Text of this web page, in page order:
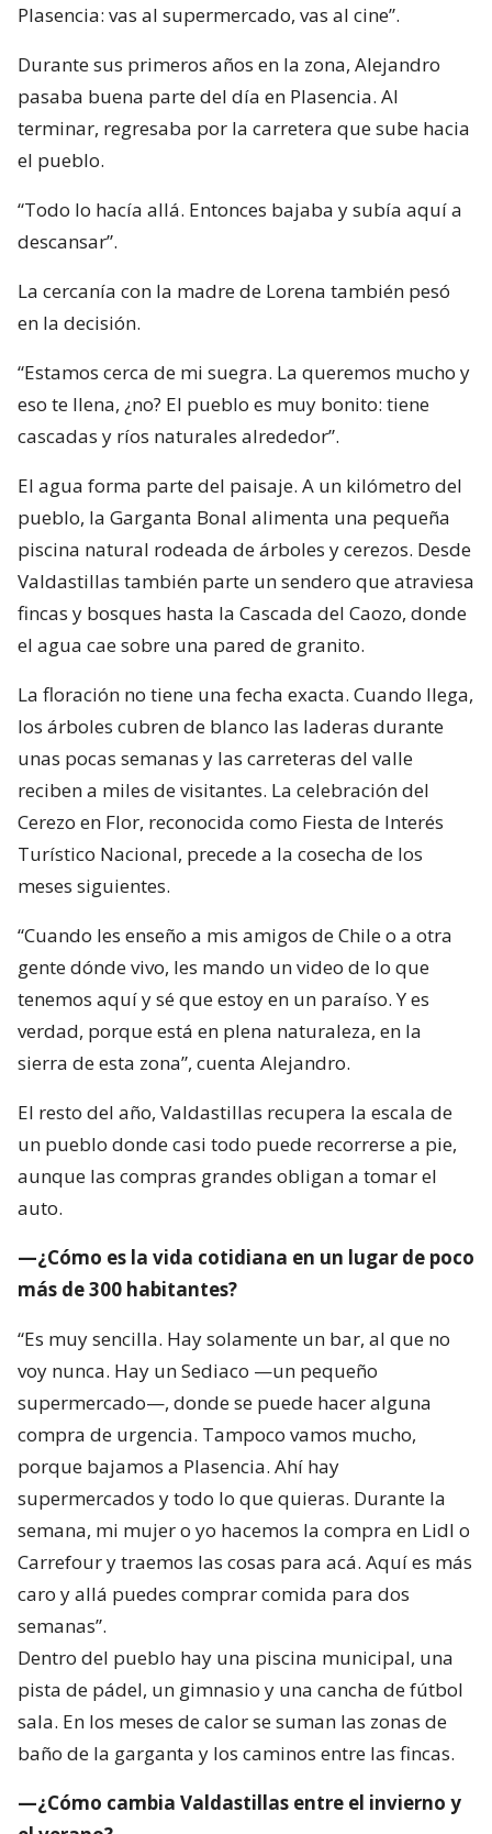
Plasencia: vas al supermercado, vas al cine”.
Durante sus primeros años en la zona, Alejandro
pasaba buena parte del día en Plasencia. Al
terminar, regresaba por la carretera que sube hacia
el pueblo.
“Todo lo hacía allá. Entonces bajaba y subía aquí a
descansar”.
La cercanía con la madre de Lorena también pesó
en la decisión.
“Estamos cerca de mi suegra. La queremos mucho y
eso te llena, ¿no? El pueblo es muy bonito: tiene
cascadas y ríos naturales alrededor”.
El agua forma parte del paisaje. A un kilómetro del
pueblo, la Garganta Bonal alimenta una pequeña
piscina natural rodeada de árboles y cerezos. Desde
Valdastillas también parte un sendero que atraviesa
fincas y bosques hasta la Cascada del Caozo, donde
el agua cae sobre una pared de granito.
La floración no tiene una fecha exacta. Cuando llega,
los árboles cubren de blanco las laderas durante
unas pocas semanas y las carreteras del valle
reciben a miles de visitantes. La celebración del
Cerezo en Flor, reconocida como Fiesta de Interés
Turístico Nacional, precede a la cosecha de los
meses siguientes.
“Cuando les enseño a mis amigos de Chile o a otra
gente dónde vivo, les mando un video de lo que
tenemos aquí y sé que estoy en un paraíso. Y es
verdad, porque está en plena naturaleza, en la
sierra de esta zona”, cuenta Alejandro.
El resto del año, Valdastillas recupera la escala de
un pueblo donde casi todo puede recorrerse a pie,
aunque las compras grandes obligan a tomar el
auto.
—¿Cómo es la vida cotidiana en un lugar de poco
más de 300 habitantes?
“Es muy sencilla. Hay solamente un bar, al que no
voy nunca. Hay un Sediaco —un pequeño
supermercado—, donde se puede hacer alguna
compra de urgencia. Tampoco vamos mucho,
porque bajamos a Plasencia. Ahí hay
supermercados y todo lo que quieras. Durante la
semana, mi mujer o yo hacemos la compra en Lidl o
Carrefour y traemos las cosas para acá. Aquí es más
caro y allá puedes comprar comida para dos
semanas”.
Dentro del pueblo hay una piscina municipal, una
pista de pádel, un gimnasio y una cancha de fútbol
sala. En los meses de calor se suman las zonas de
baño de la garganta y los caminos entre las fincas.
—¿Cómo cambia Valdastillas entre el invierno y